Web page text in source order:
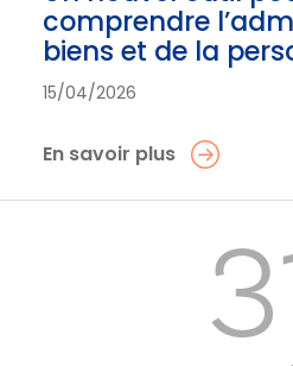
comprendre
biens et de la
15/04/2026
En savoir plus